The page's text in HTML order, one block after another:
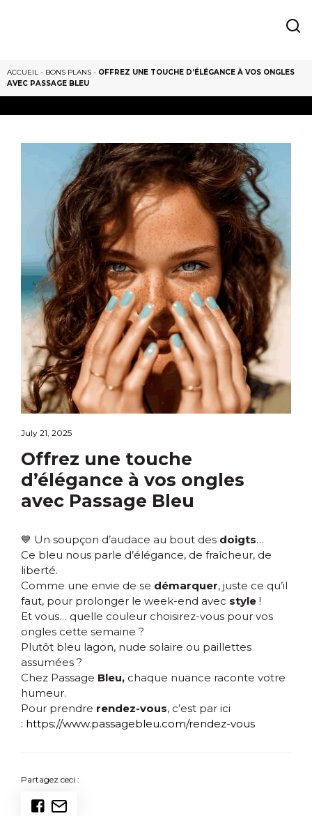
ACCUEIL - BONS PLANS - OFFREZ UNE TOUCHE D’ÉLÉGANCE À VOS ONGLES
AVEC PASSAGE BLEU
July 21, 2025
Offrez une touche
d’élégance à vos ongles
avec Passage Bleu
💙 Un soupçon d’audace au bout des doigts…
Ce bleu nous parle d’élégance, de fraîcheur, de
liberté.
Comme une envie de se démarquer, juste ce qu’il
faut, pour prolonger le week-end avec style !
Et vous… quelle couleur choisirez-vous pour vos
ongles cette semaine ?
Plutôt bleu lagon, nude solaire ou paillettes
assumées ?
Chez Passage Bleu, chaque nuance raconte votre
humeur.
Pour prendre rendez-vous, c’est par ici
: https://www.passagebleu.com/rendez-vous
Partagez ceci :